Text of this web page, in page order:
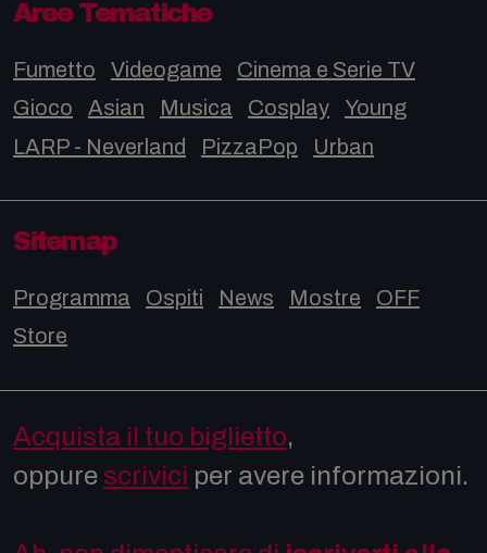
Aree Tematiche
Fumetto Videogame
Cinema e Serie TV
Gioco
Asian Musica Cosplay
Young
LARP - Neverland
PizzaPop Urban
Sitemap
Programma Ospiti News Mostre
OFF
Store
Acquista il tuo biglietto,
oppure scrivici per avere informazioni.